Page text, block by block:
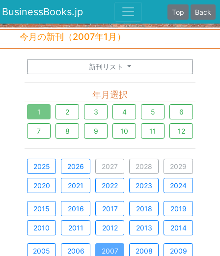
BusinessBooks.jp Top Back
今月の新刊（2007年1月）
新刊リスト
年月選択
1 2 3 4 5 6
7 8 9 10 11 12
2025 2026 2027 2028 2029
2020 2021 2022 2023 2024
2015 2016 2017 2018 2019
2010 2011 2012 2013 2014
2005 2006 2007 2008 2009